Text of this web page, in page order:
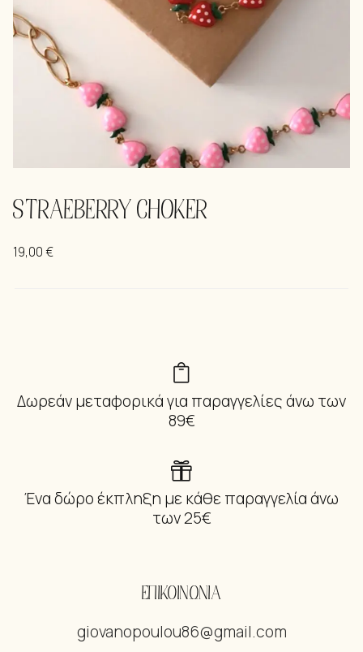
STRAEBERRY CHOKER
19,00€
Δωρεάν μεταφορικά για παραγγελίες άνω των
89€
Ένα δώρο έκπληξη με κάθε παραγγελία άνω
των 25€
ΕΠΙΚΟΙΝΩΝΙΑ
giovanopoulou86@gmail.com